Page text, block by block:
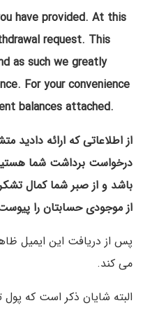
have provided. At this
request. This
as such we greatly
For your convenience
balances attached.
از اطلاعاتی که ارائه دادید
درخواست برداشت شما
باشد و از صبر شما کمال
از موجودی حسابتان را
پس از دریافت این ایمیل
می کند.
البته شایان ذکر است که